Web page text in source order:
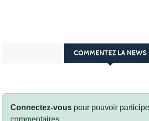
COMMENTEZ LA NEWS
Connectez-vous pour pouvoir
commentaires.